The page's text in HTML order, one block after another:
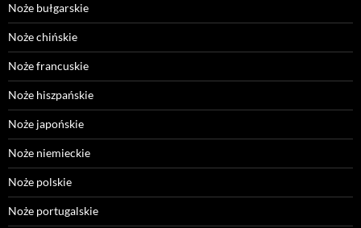
Noże bułgarskie
Noże chińskie
Noże francuskie
Noże hiszpańskie
Noże japońskie
Noże niemieckie
Noże polskie
Noże portugalskie